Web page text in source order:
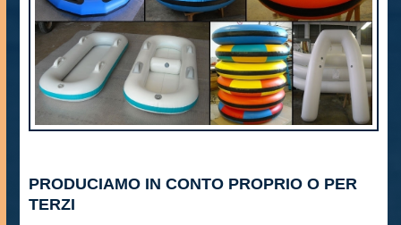
PRODUCIAMO IN CONTO PROPRIO O PER
TERZI